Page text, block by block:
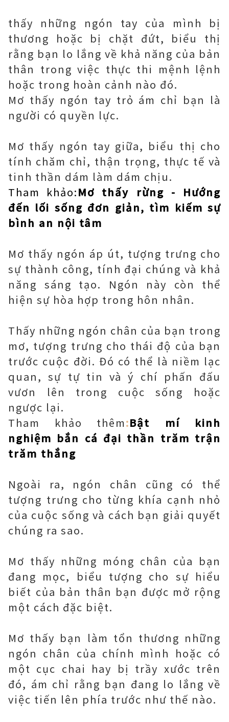
thấy những ngón tay của mình bị
thương hoặc bị chặt đứt, biểu thị
rằng bạn lo lắng về khả năng của bản
thân trong việc thực thi mệnh lệnh
hoặc trong hoàn cảnh nào đó.
Mơ thấy ngón tay trỏ ám chỉ bạn là
người có quyền lực.
Mơ thấy ngón tay giữa, biểu thị cho
tính chăm chỉ, thận trọng, thực tế và
tinh thần dám làm dám chịu.
Tham khảo:Mơ thấy rừng - Hướng
đến lối sống đơn giản, tìm kiếm sự
bình an nội tâm
Mơ thấy ngón áp út, tượng trưng cho
sự thành công, tính đại chúng và khả
năng sáng tạo. Ngón này còn thể
hiện sự hòa hợp trong hôn nhân.
Thấy những ngón chân của bạn trong
mơ, tượng trưng cho thái độ của bạn
trước cuộc đời. Đó có thể là niềm lạc
quan, sự tự tin và ý chí phấn đấu
vươn lên trong cuộc sống hoặc
ngược lại.
Tham khảo thêm:Bật mí kinh
nghiệm bắn cá đại thần trăm trận
trăm thắng
Ngoài ra, ngón chân cũng có thể
tượng trưng cho từng khía cạnh nhỏ
của cuộc sống và cách bạn giải quyết
chúng ra sao.
Mơ thấy những móng chân của bạn
đang mọc, biểu tượng cho sự hiểu
biết của bản thân bạn được mở rộng
một cách đặc biệt.
Mơ thấy bạn làm tổn thương những
ngón chân của chính mình hoặc có
một cục chai hay bị trầy xước trên
đó, ám chỉ rằng bạn đang lo lắng về
việc tiến lên phía trước như thế nào.